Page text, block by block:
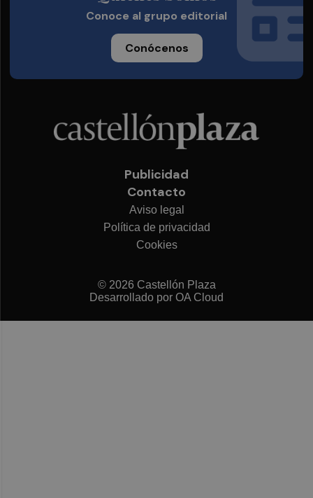
Conoce al grupo editorial
Conócenos
Publicidad
Contacto
Aviso legal
Política de privacidad
Cookies
© 2026 Castellón Plaza
Desarrollado por OA Cloud